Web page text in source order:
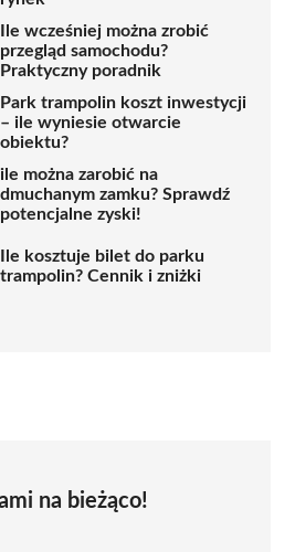
Ile wcześniej można zrobić
przegląd samochodu?
Praktyczny poradnik
Park trampolin koszt inwestycji
– ile wyniesie otwarcie
obiektu?
ile można zarobić na
dmuchanym zamku? Sprawdź
potencjalne zyski!
Ile kosztuje bilet do parku
trampolin? Cennik i zniżki
na bieżąco!